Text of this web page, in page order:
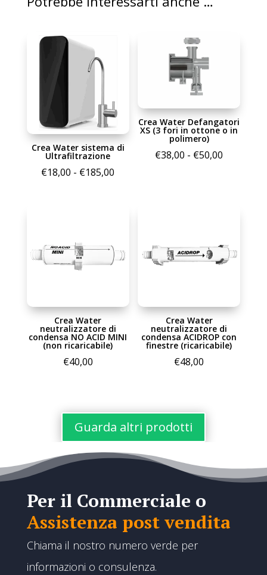
Crea Water sistema di
Ultrafiltrazione
€18,00 - €185,00
a
€185,00
Crea Water Defangatori
XS (3 fori in ottone o in
polimero)
€38,00 - €50,00
€50,00
Crea Water
neutralizzatore di
condensa NO ACID MINI
(non ricaricabile)
€40,00
Crea Water
neutralizzatore di
condensa ACIDROP con
finestre (ricaricabile)
€48,00
Guarda altri prodotti
Per il Commerciale o
Assistenza post vendita
Chiama il nostro numero verde per
informazioni o consulenza.